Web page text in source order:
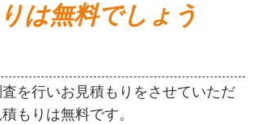
は無料でしょう
を行いお見積もりをさせていただ
もりは無料です。